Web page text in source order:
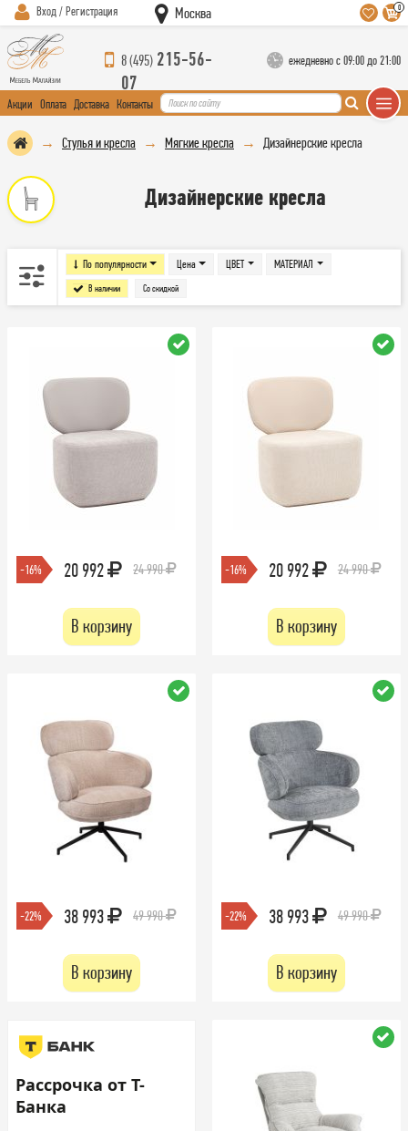
Вход / Регистрация Москва 0
8 (495) 215-56-
07
ежедневно с 09:00 до 21:00
Акции Оплата Доставка Контакты
Стулья и кресла Мягкие кресла Дизайнерские кресла
Дизайнерские кресла
По популярности Цена
В наличии Со скидкой
ЦВЕТ МАТЕРИАЛ
-16% 20 992 24 990
В корзину
-16% 20 992 24 990
В корзину
-22% 38 993 49 990
В корзину
-22% 38 993 49 990
В корзину
Рассрочка от Т-
Банка